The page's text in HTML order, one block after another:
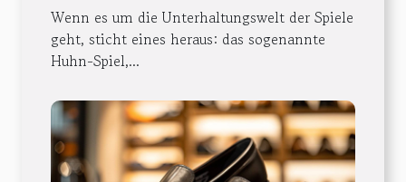
Wenn es um die Unterhaltungswelt der Spiele
geht, sticht eines heraus: das sogenannte
Huhn-Spiel,...